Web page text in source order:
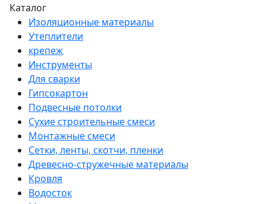
Каталог
Изоляционные материалы
Утеплители
крепеж
Инструменты
Для сварки
Гипсокартон
Подвесные потолки
Сухие строительные смеси
Монтажные смеси
Сетки, ленты, скотчи, пленки
Древесно-стружечные материалы
Кровля
Водосток